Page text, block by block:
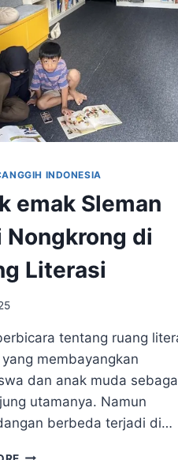
INDONESIA
emak Sleman
Nongkrong di
Literasi
tentang ruang
membayangkan
dan anak muda
utamanya. Namun
berbeda terjadi di…
EMAK